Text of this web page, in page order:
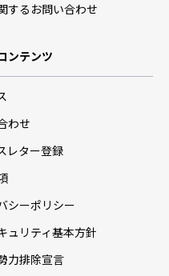
するお問い合わせ
ンテンツ
わせ
レター登録
シーポリシー
ュリティ基本方針
力排除宣言